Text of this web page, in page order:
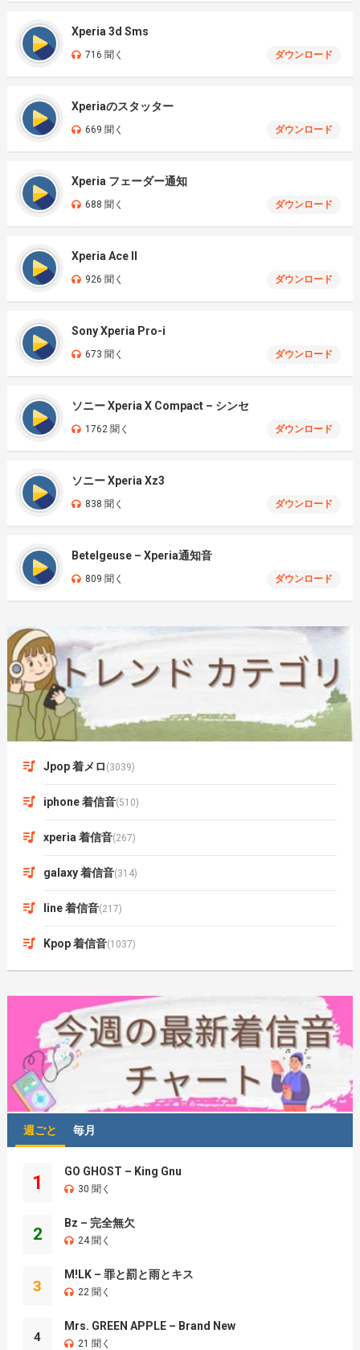
Xperia 3d Sms
716 聞く ダウンロード
Xperiaのスタッター
669 聞く ダウンロード
Xperia フェーダー通知
688 聞く ダウンロード
Xperia Ace II
926 聞く ダウンロード
Sony Xperia Pro-i
673 聞く ダウンロード
ソニー Xperia X Compact – シンセ
1762 聞く ダウンロード
ソニー Xperia Xz3
838 聞く ダウンロード
Betelgeuse – Xperia通知音
809 聞く ダウンロード
Jpop 着メロ (3039)
iphone 着信音(510)
xperia 着信音(267)
galaxy 着信音(314)
line 着信音(217)
Kpop 着信音(1037)
週ごと 毎月
1
GO GHOST – King Gnu
30 聞く
2
Bz – 完全無欠
24 聞く
3
M!LK – 罪と罰と雨とキス
22 聞く
4
Mrs. GREEN APPLE – Brand New
21 聞く